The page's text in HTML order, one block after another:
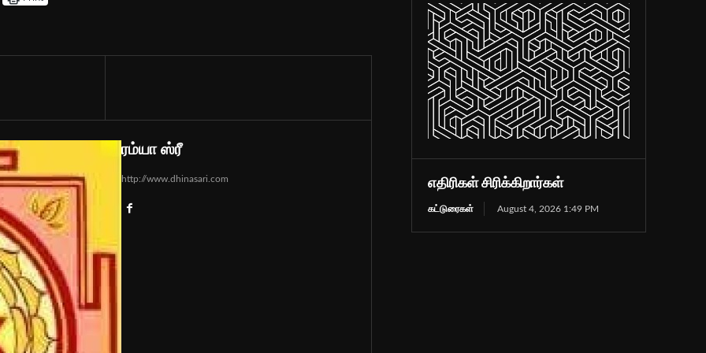
ரம்யா ஸ்ரீ
http://www.dhinasari.com எதிரிகள் சிரிக்கிறார்கள்
கட்டுரைகள் August 4, 2026 1:49 PM